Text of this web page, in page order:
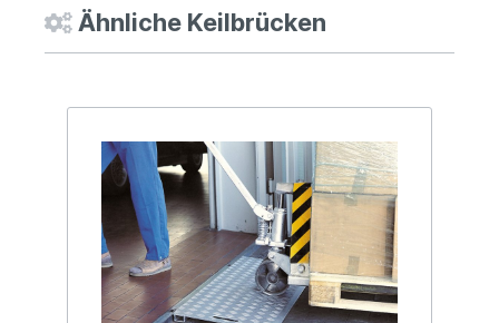
Ähnliche Keilbrücken